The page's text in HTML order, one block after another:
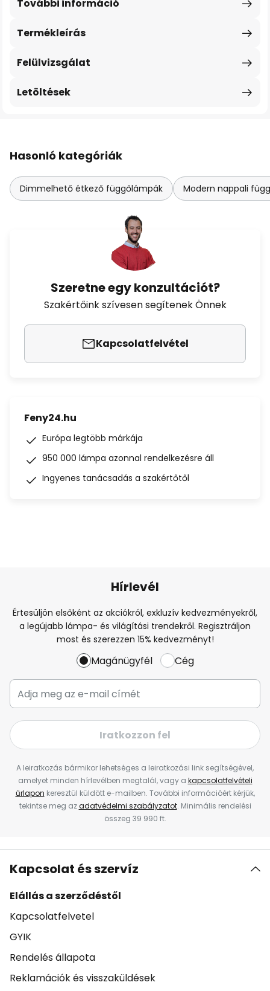
Termékleírás
További információ
Felülvizsgálat
Letöltések
Hasonló kategóriák
Dimmelhető étkező függőlámpák Modern nappali
Szeretne egy konzultációt?
Szakértőink szívesen segítenek Önnek
Kapcsolatfelvétel
Feny24.hu
Európa legtöbb márkája
950 000 lámpa azonnal rendelkezésre áll
Ingyenes tanácsadás a szakértőtől
Hírlevél
Értesüljön elsőként az akciókról, exkluzív kedvezményekről,
a legújabb lámpa- és világítási trendekről. Regisztráljon
most és szerezzen 15% kedvezményt!
Magánügyfél Cég
Iratkozzon fel
A leiratkozás bármikor lehetséges a leiratkozási link segítségével,
amelyet minden hírlevélben megtalál, vagy a kapcsolatfelvételi
űrlapon keresztül küldött e-mailben. További információért kérjük,
tekintse meg azadatvédelmi szabályzatot. Minimális rendelési
összeg 39 990 ft.
Kapcsolat és szervíz
Elállás a szerződéstől
Kapcsolatfelvetel
GYIK
Rendelés állapota
Reklamációk és visszaküldések